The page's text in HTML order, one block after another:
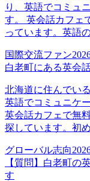
り、英語でコミュ
す。 英会話カフェ
っています。英語
国際交流ファン
白老町にある英会
北海道に住んでい
英語でコミュニケ
英会話カフェで無
探しています。初
グローバル志向
【質問】白老町の
す